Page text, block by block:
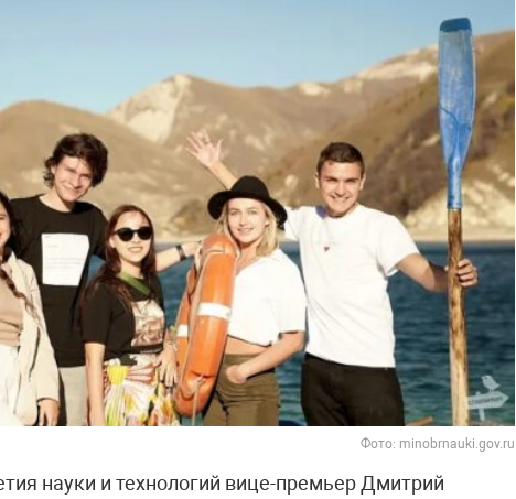
Фото: minobrnauki.gov.ru
науки и технологий вице-премьер Дмитрий